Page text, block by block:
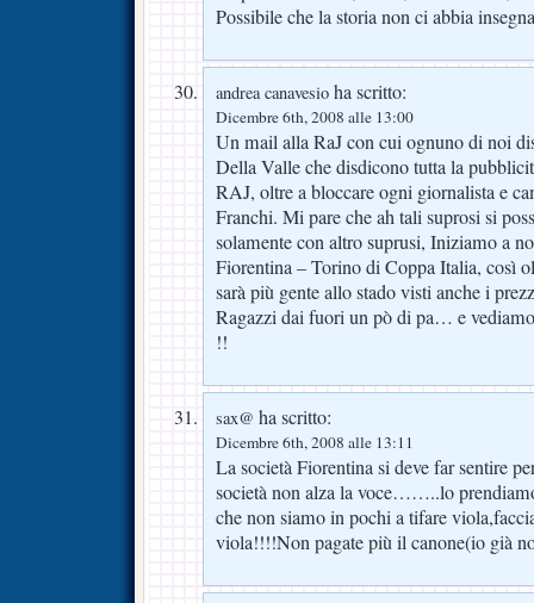
Possibile che la storia non ci abbia
andrea canavesio ha scritto:
Dicembre 6th, 2008 alle 13:00
Un mail alla RaJ con cui ognuno di noi
Della Valle che disdicono tutta la
RAJ, oltre a bloccare ogni giornalista e
Franchi. Mi pare che ah tali suprosi si
solamente con altro suprusi, Iniziamo a
Fiorentina – Torino di Coppa Italia, così
sarà più gente allo stado visti anche i
Ragazzi dai fuori un pò di pa… e
!!
sax@ ha scritto:
Dicembre 6th, 2008 alle 13:11
La società Fiorentina si deve far sentire
società non alza la voce……..lo
che non siamo in pochi a tifare
viola!!!!Non pagate più il canone(io già